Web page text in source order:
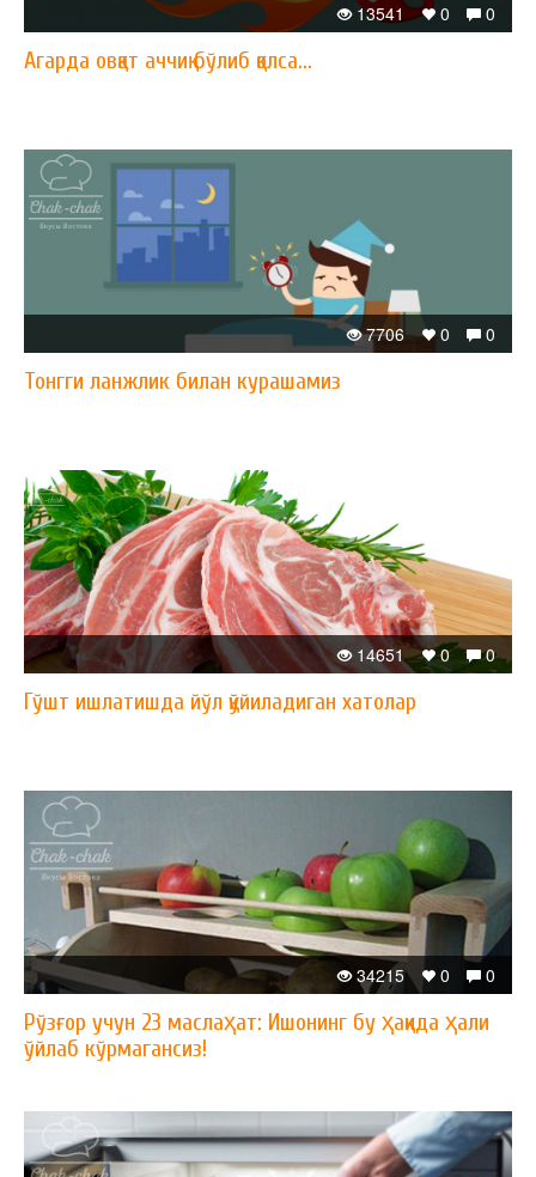
0
0
13541
Агарда овқат аччиқ бўлиб қолса...
0
0
7706
Тонгги ланжлик билан курашамиз
0
0
14651
Гўшт ишлатишда йўл қўйиладиган хатолар
0
0
34215
Рўзғор учун 23 маслаҳат: Ишонинг бу ҳақида ҳали
ўйлаб кўрмагансиз!